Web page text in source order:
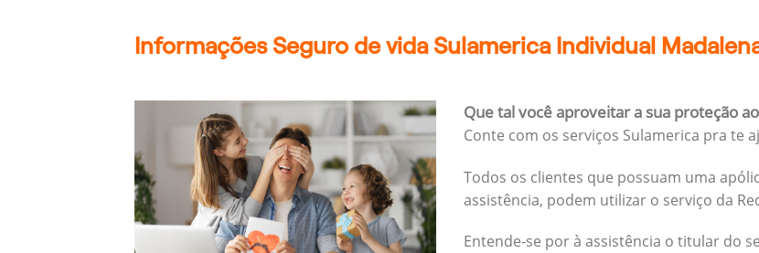
Informações Seguro de vida Sulamerica Individual
Que tal você aproveitar a sua proteção
Conte com os serviços Sulamerica pra te
Todos os clientes que possuam uma
assistência, podem utilizar o serviço da
Entende-se por à assistência o titular do